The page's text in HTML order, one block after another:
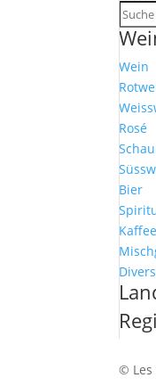
Wein
Rosé
Bier
Kaffee
© Les